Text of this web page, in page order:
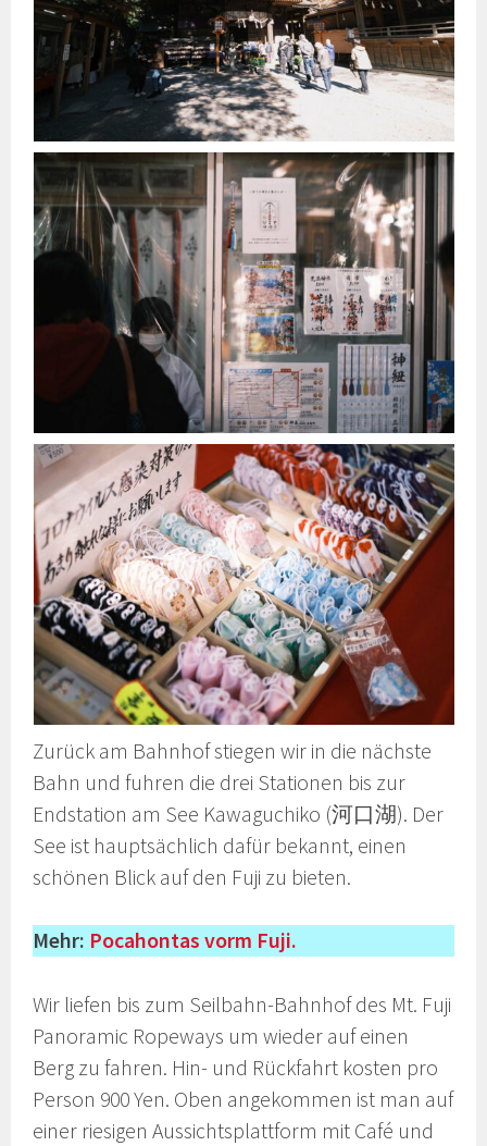
Zurück am Bahnhof stiegen wir in die nächste
Bahn und fuhren die drei Stationen bis zur
Endstation am See Kawaguchiko (河口湖). Der
See ist hauptsächlich dafür bekannt, einen
schönen Blick auf den Fuji zu bieten.
Mehr: Pocahontas vorm Fuji.
Wir liefen bis zum Seilbahn-Bahnhof des Mt. Fuji
Panoramic Ropeways um wieder auf einen
Berg zu fahren. Hin- und Rückfahrt kosten pro
Person 900 Yen. Oben angekommen ist man auf
einer riesigen Aussichtsplattform mit Café und